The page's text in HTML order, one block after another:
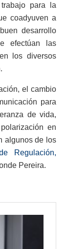
para la
coadyuven a
desarrollo
efectúan las
los diversos
el cambio
para
de vida,
en
algunos de los
Regulación,
Pereira.